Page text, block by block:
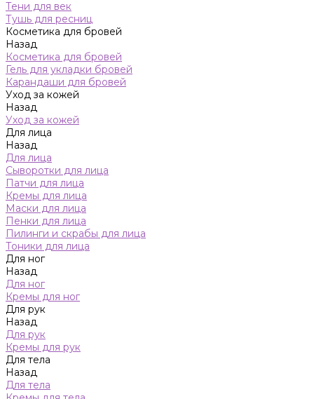
Тени для век
Тушь для ресниц
Косметика для бровей
Назад
Косметика для бровей
Гель для укладки бровей
Карандаши для бровей
Уход за кожей
Назад
Уход за кожей
Для лица
Назад
Для лица
Сыворотки для лица
Патчи для лица
Кремы для лица
Маски для лица
Пенки для лица
Пилинги и скрабы для лица
Тоники для лица
Для ног
Назад
Для ног
Кремы для ног
Для рук
Назад
Для рук
Кремы для рук
Для тела
Назад
Для тела